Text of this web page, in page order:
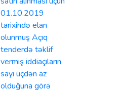
01.10.2019
tarixində elan
olunmuş Açıq
tenderdə təklif
vermiş iddiaçıların
sayı üçdən az
olduğuna görə